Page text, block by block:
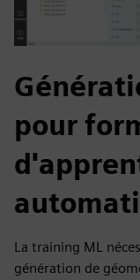
pour
La training ML
génération de